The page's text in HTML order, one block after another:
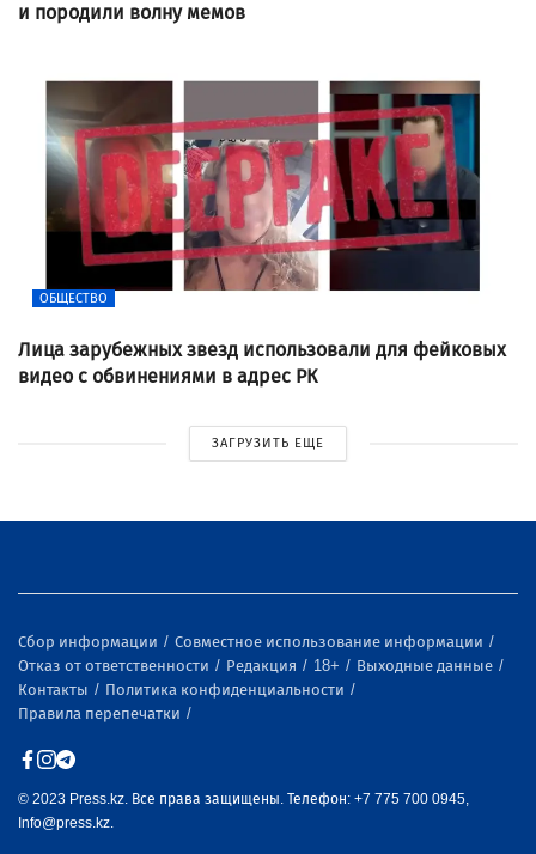
и породили волну мемов
ОБЩЕСТВО
Лица зарубежных звезд использовали для фейковых
видео с обвинениями в адрес РК
ЗАГРУЗИТЬ ЕЩЕ
Сбор информации
Совместное использование информации
Отказ от ответственности
Редакция 18+
Выходные данные
Контакты
Политика конфиденциальности
Правила перепечатки
© 2023 Press.kz. Все права защищены. Телефон: +7 775 700 0945,
Info@press.kz.